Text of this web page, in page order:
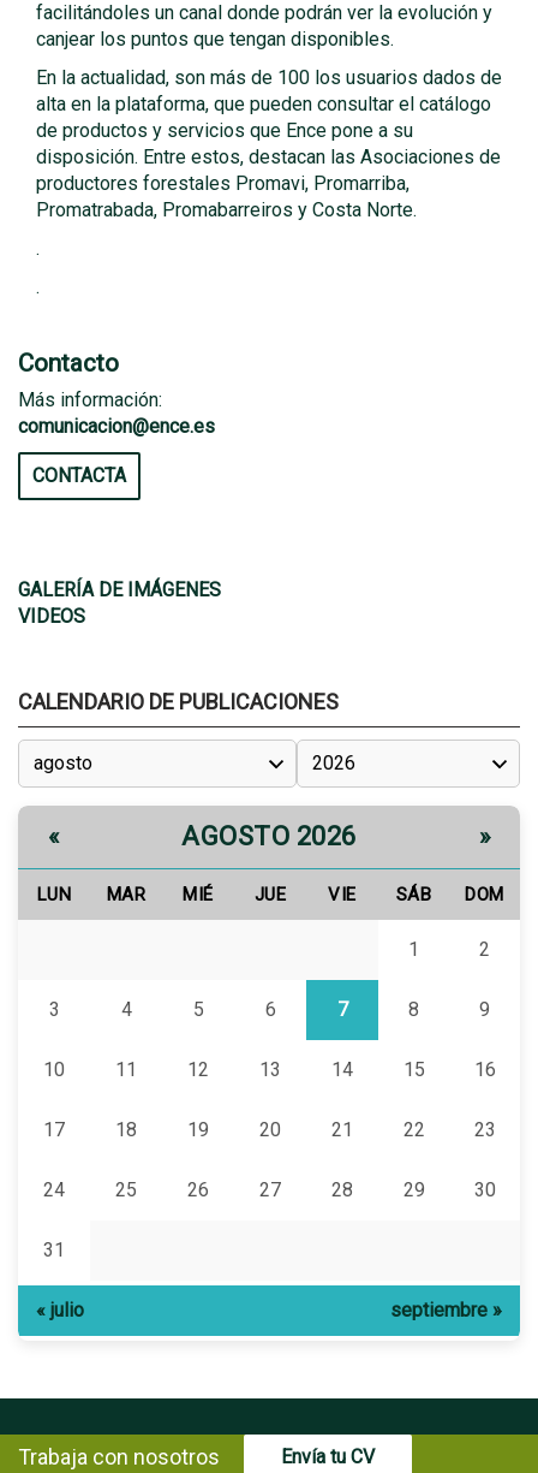
facilitándoles un canal donde podrán ver la evolución y
canjear los puntos que tengan disponibles.
En la actualidad, son más de 100 los usuarios dados de
alta en la plataforma, que pueden consultar el catálogo
de productos y servicios que Ence pone a su
disposición. Entre estos, destacan las Asociaciones de
productores forestales Promavi, Promarriba,
Promatrabada, Promabarreiros y Costa Norte.
.
.
Contacto
Más información:
comunicacion@ence.es
CONTACTA
GALERÍA DE IMÁGENES
VIDEOS
CALENDARIO DE PUBLICACIONES
« AGOSTO 2026 »
LUN MAR MIÉ JUE VIE SÁB DOM
1 2
3 4 5 6 7 8 9
10 11 12 13 14 15 16
17 18 19 20 21 22 23
24 25 26 27 28 29 30
31
« julio septiembre »
Trabaja con nosotros Envía tu CV